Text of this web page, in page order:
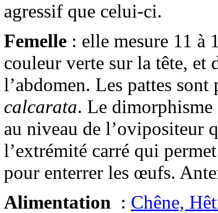
agressif que celui-ci.
Femelle : elle mesure 11 à
couleur verte sur la tête, et
l’abdomen. Les pattes
calcarata. Le dimorphisme
au niveau de l’ovipositeur
l’extrémité carré qui
pour enterrer les œufs.
Alimentation : Chêne,